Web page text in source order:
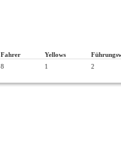
Fahrer Yellows
8 1 2